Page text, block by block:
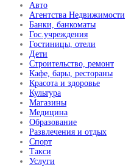
Авто
Агентства Недвижимости
Банки, банкоматы
Гос.учреждения
Гостиницы, отели
Дети
Строительство, ремонт
Кафе, бары, рестораны
Красота и здоровье
Культура
Магазины
Медицина
Образование
Развлечения и отдых
Спорт
Такси
Услуги